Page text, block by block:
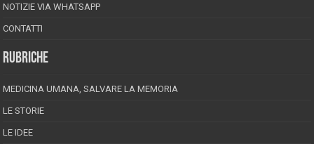
NOTIZIE VIA WHATSAPP
CONTATTI
RUBRICHE
MEDICINA UMANA, SALVARE LA MEMORIA
LE STORIE
LE IDEE